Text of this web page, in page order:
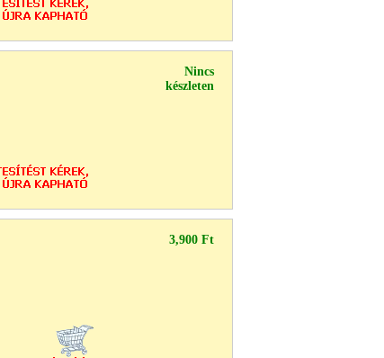
Nincs
készleten
3,900 Ft